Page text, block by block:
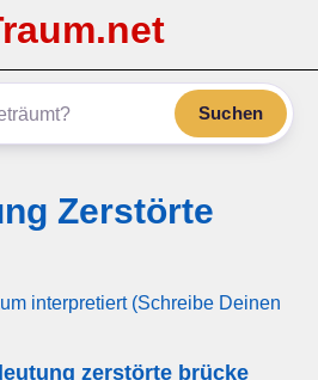
Suchen
Zerstörte
interpretiert (Schreibe Deinen
zerstörte brücke